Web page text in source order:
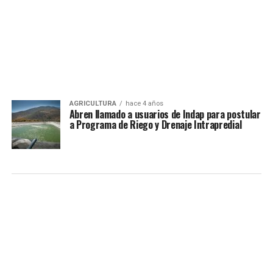
AGRICULTURA hace 4 años
Abren llamado a usuarios de Indap para postular
a Programa de Riego y Drenaje Intrapredial